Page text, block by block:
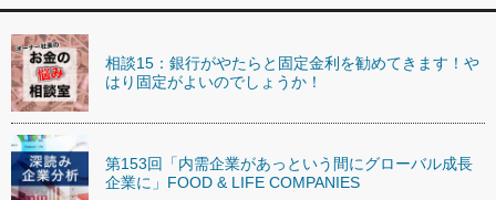
相談15：銀行がやたらと固定金利を勧めてきます！や
はり固定がよいのでしょうか！
第153回「内需企業があっという間にグローバル成長
企業に」FOOD & LIFE COMPANIES